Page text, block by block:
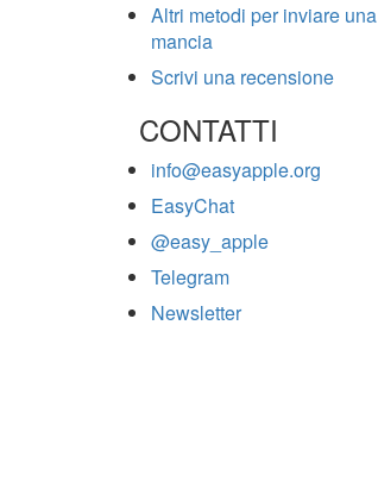
Altri metodi per inviare una
mancia
Scrivi una recensione
CONTATTI
info@easyapple.org
EasyChat
@easy_apple
Telegram
Newsletter